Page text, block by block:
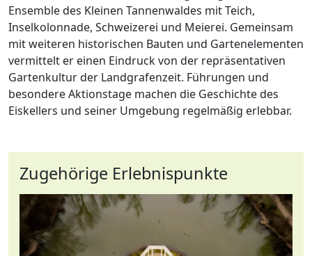
Ensemble des Kleinen Tannenwaldes mit Teich,
Inselkolonnade, Schweizerei und Meierei. Gemeinsam
mit weiteren historischen Bauten und Gartenelementen
vermittelt er einen Eindruck von der repräsentativen
Gartenkultur der Landgrafenzeit. Führungen und
besondere Aktionstage machen die Geschichte des
Eiskellers und seiner Umgebung regelmäßig erlebbar.
Zugehörige Erlebnispunkte